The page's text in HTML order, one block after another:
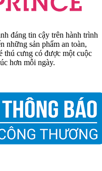
đáng tin cậy trên hành trình
những sản phẩm an toàn,
thú cưng có được một cuộc
hơn mỗi ngày.